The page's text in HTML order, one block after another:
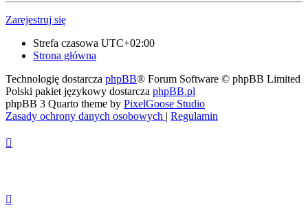
Zarejestruj się
Strefa czasowa UTC+02:00
Strona główna
Technologię dostarcza phpBB® Forum Software © phpBB Limited
Polski pakiet językowy dostarcza phpBB.pl
phpBB 3 Quarto theme by PixelGoose Studio
Zasady ochrony danych osobowych | Regulamin